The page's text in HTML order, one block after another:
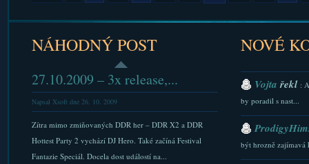
NÁHODNÝ POST
27.10.2009 – 3x release,...
Napsal Xsoft dne 26. 10. 2009
Zítra mimo zmiňovaných DDR her – DDR X2 a DDR
Hottest Party 2 vychází DJ Hero. Také začíná Festival
Fantazie Speciál. Docela dost událostí na...
NOVÉ
Vojtařekl :
by poradil s nast...
být hrozně zajímavá